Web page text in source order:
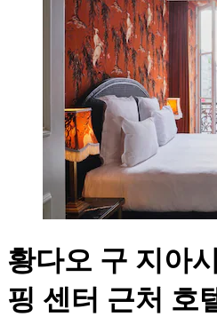
황다오 구 지아
핑 센터 근처 호